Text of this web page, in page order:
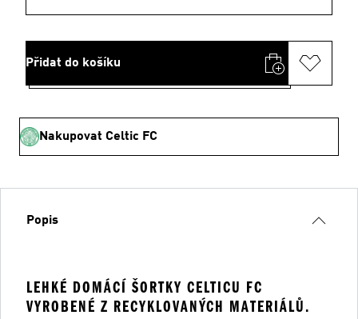
Přidat do košíku
Nakupovat Celtic FC
Popis
LEHKÉ DOMÁCÍ ŠORTKY CELTICU FC
VYROBENÉ Z RECYKLOVANÝCH MATERIÁLŮ.